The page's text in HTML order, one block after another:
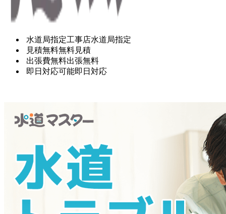
水道局指定工事店水道局指定
見積無料無料見積
出張費無料出張無料
即日対応可能即日対応